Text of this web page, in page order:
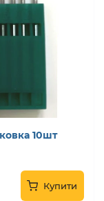
10шт
Купити